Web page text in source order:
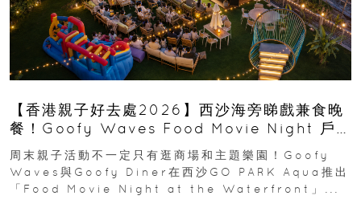
【香港親子好去處2026】西沙海旁睇戲兼食晚
餐！Goofy Waves Food Movie Night 戶
外影院逢週末登場
周末親子活動不一定只有逛商場和主題樂園！Goofy
Waves與Goofy Diner在西沙GO PARK Aqua推出
「Food Movie Night at the Waterfront」...